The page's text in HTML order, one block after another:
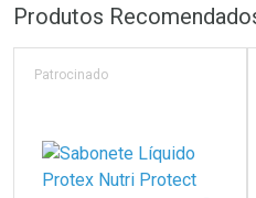
Laboratório
Por Menos
Produtos
Patrocinado